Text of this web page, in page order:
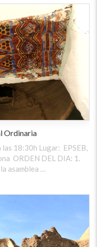
Ordinaria
18:30h Lugar: EPSEB,
ORDEN DEL DIA: 1.
asamblea …